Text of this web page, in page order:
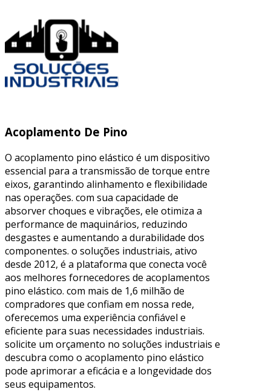
Acoplamento De Pino
O acoplamento pino elástico é um dispositivo
essencial para a transmissão de torque entre
eixos, garantindo alinhamento e flexibilidade
nas operações. com sua capacidade de
absorver choques e vibrações, ele otimiza a
performance de maquinários, reduzindo
desgastes e aumentando a durabilidade dos
componentes. o soluções industriais, ativo
desde 2012, é a plataforma que conecta você
aos melhores fornecedores de acoplamentos
pino elástico. com mais de 1,6 milhão de
compradores que confiam em nossa rede,
oferecemos uma experiência confiável e
eficiente para suas necessidades industriais.
solicite um orçamento no soluções industriais e
descubra como o acoplamento pino elástico
pode aprimorar a eficácia e a longevidade dos
seus equipamentos.